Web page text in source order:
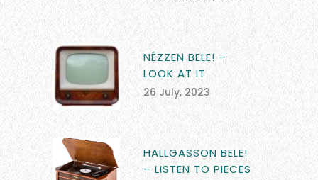
NÉZZEN BELE! –
LOOK AT IT
26 July, 2023
HALLGASSON BELE!
– LISTEN TO PIECES